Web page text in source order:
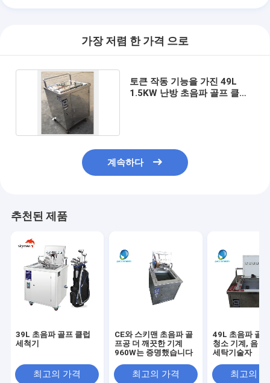
가장 저렴 한 가격 으로
토큰 작동 기능을 가진 49L
1.5KW 난방 초음파 골프 클럽
계속하다
추천된 제품
39L 초음파 골프 클럽
세척기
최고의 가격
CE와 스키맨 초음파 골
프공 더 깨끗한 기계
960W는 증명했습니다
최고의 가격
49L 초음파 골
청소 기계, 음 골
세탁기술자
최고의